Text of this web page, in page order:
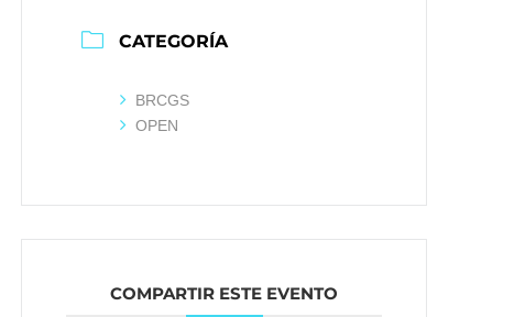
CATEGORÍA
BRCGS
OPEN
COMPARTIR ESTE EVENTO